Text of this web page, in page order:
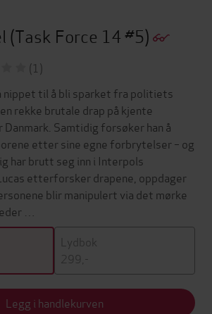
(Task Force 14 #5)
(1)
nippet til å bli sparket fra politiets
rekke brutale drap på kjente
Samtidig forsøker han å
etter sine egne forbrytelser – og
har brutt seg inn i Interpols
etterforsker drapene, oppdager
blir manipulert via det mørke
…
Lydbok
299,-
Legg i handlekurven